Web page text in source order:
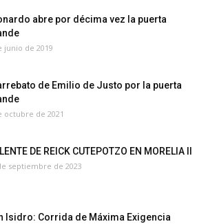
abre por décima vez la puerta
junio de 2019
de Emilio de Justo por la puerta
octubre de 2021
DE REICK CUTEPOTZO EN MORELIA II
septiembre de 2023
Isidro: Corrida de Máxima Exigencia